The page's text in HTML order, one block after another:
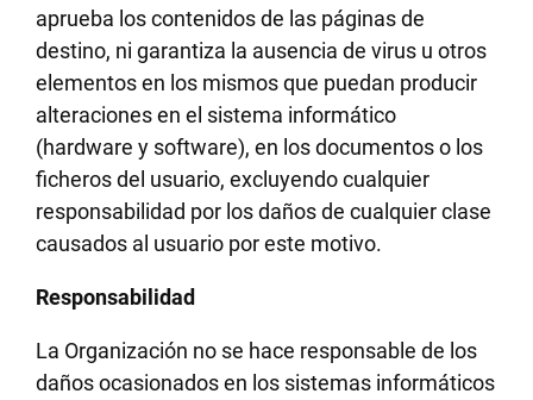
aprueba los contenidos de las páginas de
destino, ni garantiza la ausencia de virus u otros
elementos en los mismos que puedan producir
alteraciones en el sistema informático
(hardware y software), en los documentos o los
ficheros del usuario, excluyendo cualquier
responsabilidad por los daños de cualquier clase
causados al usuario por este motivo.
Responsabilidad
La Organización no se hace responsable de los
daños ocasionados en los sistemas informáticos